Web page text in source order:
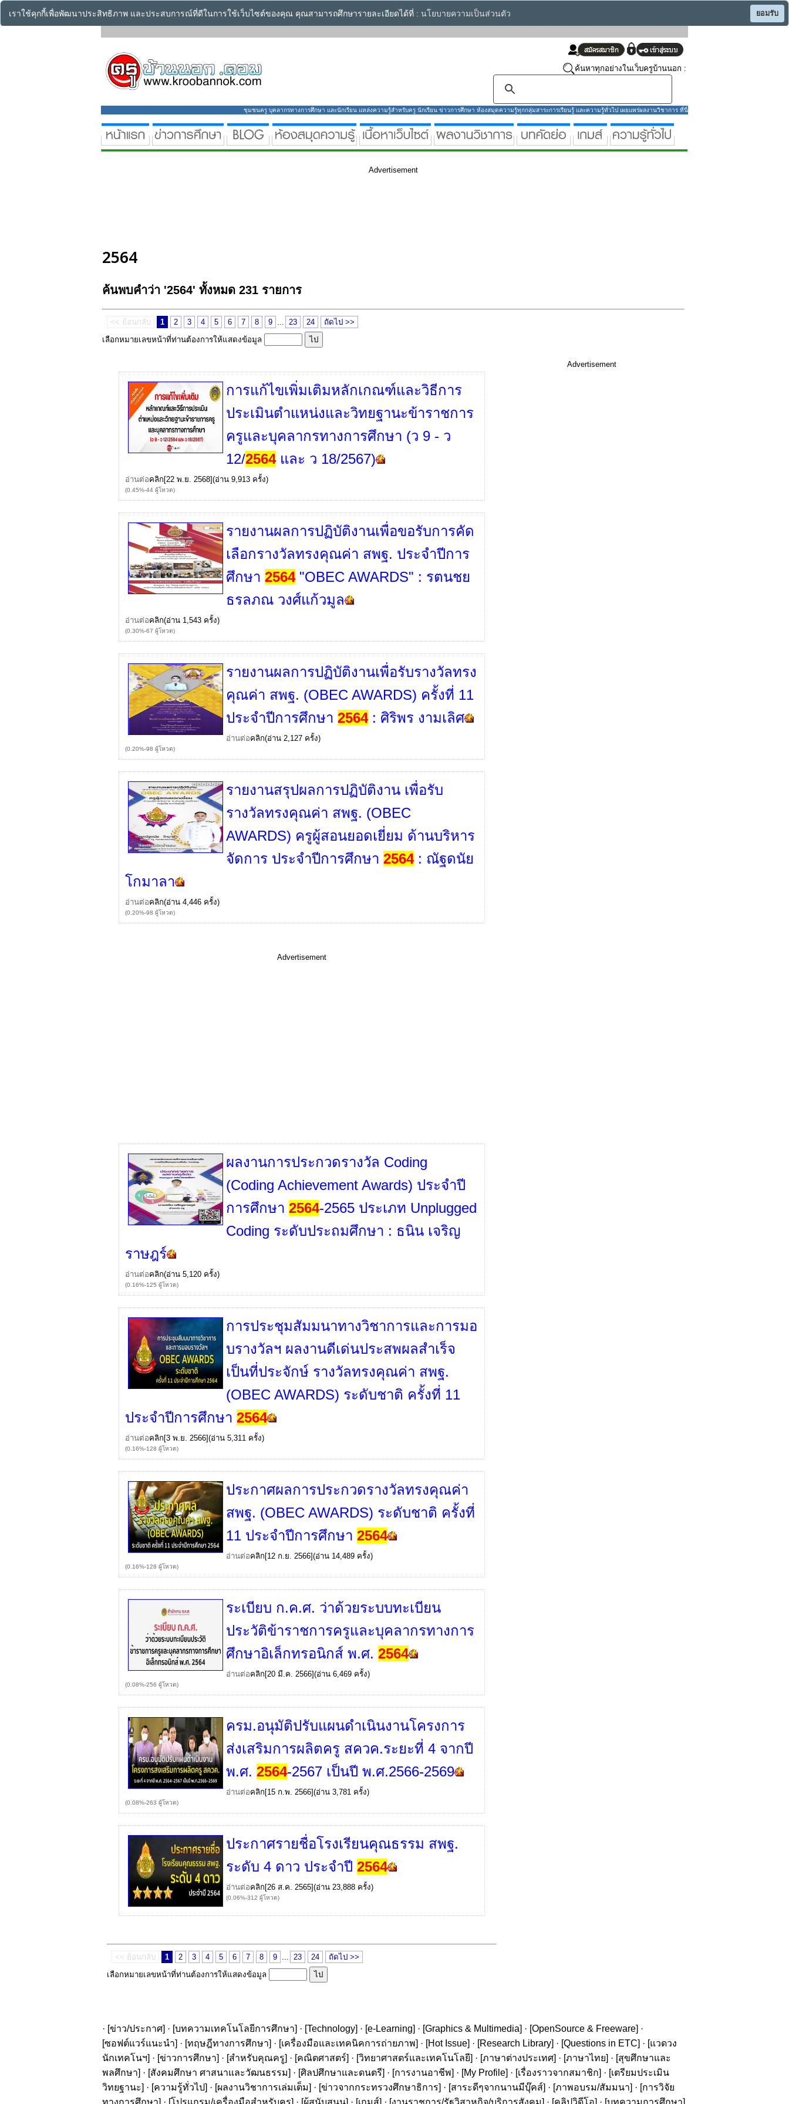
เราใช้คุกกี้เพื่อพัฒนาประสิทธิภาพ และประสบการณ์ที่ดีในการใช้เว็บไซต์ของคุณ คุณสามารถศึกษารายละเอียดได้ที่ : นโยบายความเป็นส่วนตัว ยอมรับ
ค้นหาทุกอย่างในเว็บครูบ้านนอก :
ชุมชนครู บุคลากรทางการศึกษา และนักเรียน แหล่งความรู้สำหรับครู นักเรียน ข่าวการศึกษา ห้องสมุดความรู้ทุกกลุ่มสาระการเรียนรู้ และความรู้ทั่วไป เผยแพร่ผลงานวิชาการ ที่นี่
Advertisement
2564
ค้นพบคำว่า '2564' ทั้งหมด 231 รายการ
<< ย้อนกลับ 1 2 3 4 5 6 7 8 9 23 24
ถัดไป >>
เลือกหมายเลขหน้าที่ท่านต้องการให้แสดงข้อมูล
การแก้ไขเพิ่มเติมหลักเกณฑ์และวิธีการ
ประเมินตำแหน่งและวิทยฐานะข้าราชการ
ครูและบุคลากรทางการศึกษา (ว 9 - ว
12/2564และ ว 18/2567)
อ่านต่อคลิก[22 พ.ย. 2568](อ่าน 9,913 ครั้ง)
(0.45%-44 ผู้โหวต)
รายงานผลการปฏิบัติงานเพื่อขอรับการคัด
เลือกรางวัลทรงคุณค่า สพฐ. ประจำปีการ
ศึกษา2564"OBEC AWARDS" : รตนชย
ธรลภณ วงศ์แก้วมูล
อ่านต่อคลิก(อ่าน 1,543 ครั้ง)
(0.30%-67 ผู้โหวต)
รายงานผลการปฏิบัติงานเพื่อรับรางวัลทรง
คุณค่า สพฐ. (OBEC AWARDS) ครั้งที่ 11
ประจำปีการศึกษา2564: ศิริพร งามเลิศ
อ่านต่อคลิก(อ่าน 2,127 ครั้ง)
(0.20%-98 ผู้โหวต)
รายงานสรุปผลการปฏิบัติงาน เพื่อรับ
รางวัลทรงคุณค่า สพฐ. (OBEC
AWARDS) ครูผู้สอนยอดเยี่ยม ด้านบริหาร
จัดการ ประจำปีการศึกษา2564: ณัฐดนัย
โกมาลา
อ่านต่อคลิก(อ่าน 4,446 ครั้ง)
(0.20%-98 ผู้โหวต)
Advertisement
ผลงานการประกวดรางวัล Coding
(Coding Achievement Awards) ประจำปี
การศึกษา2564-2565 ประเภท Unplugged
Coding ระดับประถมศึกษา : ธนิน เจริญ
ราษฎร์
อ่านต่อคลิก(อ่าน 5,120 ครั้ง)
(0.16%-125 ผู้โหวต)
การประชุมสัมมนาทางวิชาการและการมอ
บรางวัลฯ ผลงานดีเด่นประสพผลสำเร็จ
เป็นที่ประจักษ์ รางวัลทรงคุณค่า สพฐ.
(OBEC AWARDS) ระดับชาติ ครั้งที่ 11
ประจำปีการศึกษา2564
อ่านต่อคลิก[3 พ.ย. 2566](อ่าน 5,311 ครั้ง)
(0.16%-128 ผู้โหวต)
ประกาศผลการประกวดรางวัลทรงคุณค่า
สพฐ. (OBEC AWARDS) ระดับชาติ ครั้งที่
11 ประจำปีการศึกษา2564
อ่านต่อคลิก[12 ก.ย. 2566](อ่าน 14,489 ครั้ง)
(0.16%-128 ผู้โหวต)
ระเบียบ ก.ค.ศ. ว่าด้วยระบบทะเบียน
ประวัติข้าราชการครูและบุคลากรทางการ
ศึกษาอิเล็กทรอนิกส์ พ.ศ.2564
อ่านต่อคลิก[20 มี.ค. 2566](อ่าน 6,469 ครั้ง)
(0.08%-256 ผู้โหวต)
ครม.อนุมัติปรับแผนดำเนินงานโครงการ
ส่งเสริมการผลิตครู สควค.ระยะที่ 4 จากปี
พ.ศ.2564-2567 เป็นปี พ.ศ.2566-2569
อ่านต่อคลิก[15 ก.พ. 2566](อ่าน 3,781 ครั้ง)
(0.08%-263 ผู้โหวต)
ประกาศรายชื่อโรงเรียนคุณธรรม สพฐ.
ระดับ 4 ดาว ประจำปี2564
อ่านต่อคลิก[26 ส.ค. 2565](อ่าน 23,888 ครั้ง)
(0.06%-312 ผู้โหวต)
<< ย้อนกลับ 1 2 3 4 5 6 7 8 9 23 24
ถัดไป >>
เลือกหมายเลขหน้าที่ท่านต้องการให้แสดงข้อมูล
Advertisement
· [ข่าว/ประกาศ] · [บทความเทคโนโลยีการศึกษา] · [Technology] · [e-Learning] · [Graphics & Multimedia] · [OpenSource & Freeware] ·
[ซอฟต์แวร์แนะนำ] · [ทฤษฎีทางการศึกษา] · [เครื่องมือและเทคนิคการถ่ายภาพ] · [Hot Issue] · [Research Library] · [Questions in ETC] · [แวดวง
นักเทคโนฯ] · [ข่าวการศึกษา] · [สำหรับคุณครู] · [คณิตศาสตร์] · [วิทยาศาสตร์และเทคโนโลยี] · [ภาษาต่างประเทศ] · [ภาษาไทย] · [สุขศึกษาและ
พลศึกษา] · [สังคมศึกษา ศาสนาและวัฒนธรรม] · [ศิลปศึกษาและดนตรี] · [การงานอาชีพ] · [My Profile] · [เรื่องราวจากสมาชิก] · [เตรียมประเมิน
วิทยฐานะ] · [ความรู้ทั่วไป] · [ผลงานวิชาการเล่มเต็ม] · [ข่าวจากกระทรวงศึกษาธิการ] · [สาระดีๆจากนานมีบุ๊คส์] · [ภาพอบรม/สัมมนา] · [การวิจัย
ทางการศึกษา] · [โปรแกรม/เครื่องมือสำหรับครู] · [ผู้สนับสนุน] · [เกมส์] · [งานราชการ/รัฐวิสาหกิจ/บริการสังคม] · [คลิปวิดีโอ] · [บทความการศึกษา]